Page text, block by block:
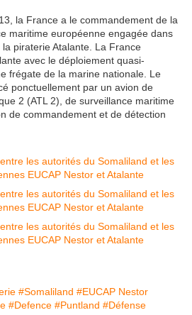
la France a le commandement de la
maritime européenne engagée dans
piraterie Atalante. La France
avec le déploiement quasi-
frégate de la marine nationale. Le
ponctuellement par un avion de
2 (ATL 2), de surveillance maritime
de commandement et de détection
#Somaliland #EUCAP Nestor
#Defence #Puntland #Défense